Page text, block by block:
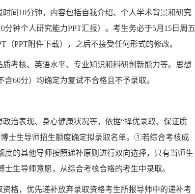
间10分钟，内容包括自我介绍、个人学术背景和研究
钟个人研究能力PPT汇报）。考生务必于5月15日周五
（PPT附件下载），之后不接受任何形式的修改。
考核、英语水平、专业知识和科研创新能力等。思想
60分）均确定为复试不合格且不予录取。
治表现、身心健康状况等，依据“择优录取、保证质
士生导师招生额度确定拟录取名单。①若综合考核成
的其他导师按照递补原则进行双向选择，只有当师生
生导师意愿，从综合考核合格的考生中录取。
格，优先递补放弃录取资格考生所报导师中的递补考